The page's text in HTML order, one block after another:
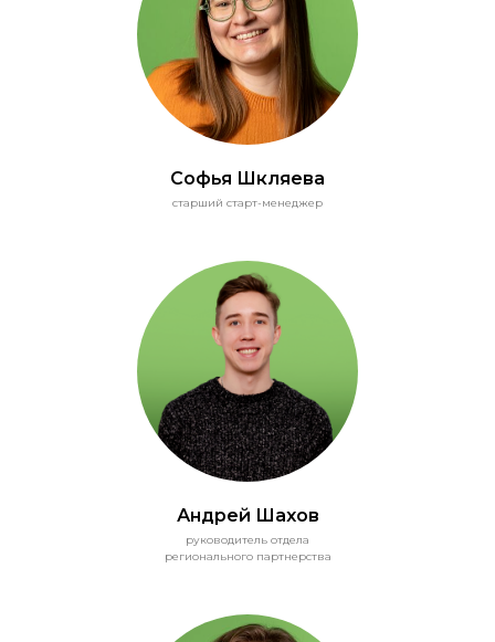
Софья Шкляева
старший старт-менеджер
Андрей Шахов
руководитель отдела
регионального партнерства